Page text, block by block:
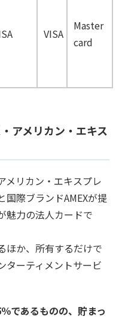
VISA
Master
card
アメリカン・エキス
メリカン・エキスプレ
際ブランドAMEXが提
魅力の法人カードで
ほか、所有するだけで
ターティメントサービ
であるものの、貯まっ